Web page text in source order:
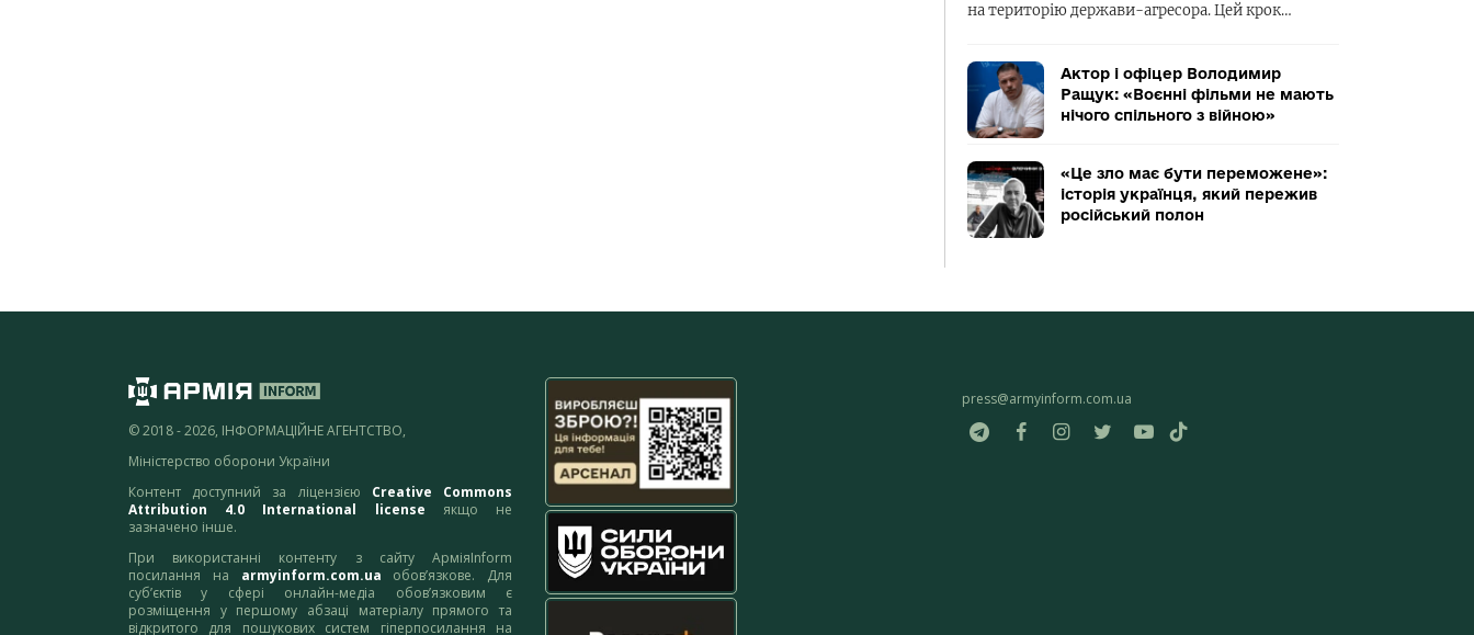
на територію держави-агресора. Цей крок…
Актор і офіцер Володимир
Ращук: «Воєнні фільми не мають
нічого спільного з війною»
«Це зло має бути переможене»:
історія українця, який пережив
російський полон
© 2018 - 2026, ІНФОРМАЦІЙНЕ АГЕНТСТВО,
Міністерство оборони України
Контент доступний за ліцензією Creative Commons
Attribution 4.0 International license якщо не
зазначено інше.
При використанні контенту з сайту АрміяInform
посилання на armyinform.com.ua обов’язкове. Для
суб’єктів у сфері онлайн-медіа обов’язковим є
розміщення у першому абзаці матеріалу прямого та
відкритого для пошукових систем гіперпосилання на
press@armyinform.com.ua